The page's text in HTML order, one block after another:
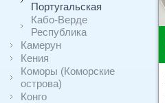
Португальская
Кабо-Верде
Республика
Камерун
Кения
Коморы (Коморские
острова)
Конго